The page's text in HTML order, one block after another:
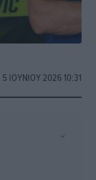
5 ΙΟΥΝΊΟΥ 2026 10:31
⌄